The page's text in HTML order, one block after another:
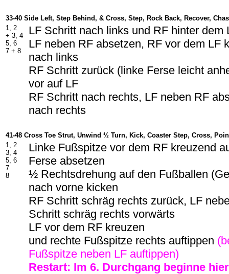
33-40 Side Left, Step Behind, & Cross, Step, Rock Back, Recover,
1, 2
+ 3, 4
5, 6
7 + 8
LF Schritt nach links und RF hinter dem
LF neben RF absetzen, RF vor dem LF
nach links
RF Schritt zurück (linke Ferse leicht
vor auf LF
RF Schritt nach rechts, LF neben RF
nach rechts
41-48 Cross Toe Strut, Unwind ½ Turn, Kick, Coaster Step, Cross,
1, 2
3, 4
5, 6
7
8
Linke Fußspitze vor dem RF kreuzend
Ferse absetzen
½ Rechtsdrehung auf den Fußballen
nach vorne kicken
RF Schritt schräg rechts zurück, LF
Schritt schräg rechts vorwärts
LF vor dem RF kreuzen
und rechte Fußspitze rechts auftippen
Fußspitze neben LF auftippen)
Restart: Im 6. Durchgang beginne